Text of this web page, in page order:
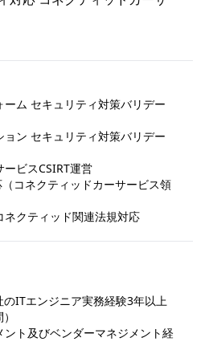
ーム セキュリティ対策バリデー
ョン セキュリティ対策バリデー
ービスCSIRT運営
（コネクティッドカーサービス領
ネクティッド関連法規対応
のITエンジニア実務経験3年以上
ント及びベンダーマネジメント経